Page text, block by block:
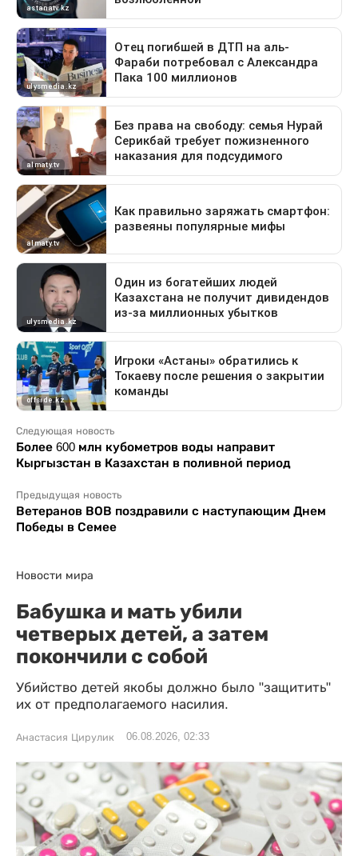
Следующая новость
Более 600 млн кубометров воды направит
Кыргызстан в Казахстан в поливной период
Предыдущая новость
Ветеранов ВОВ поздравили с наступающим Днем
Победы в Семее
Новости мира
Бабушка и мать убили
четверых детей, а затем
покончили с собой
Убийство детей якобы должно было "защитить"
их от предполагаемого насилия.
Анастасия Цирулик 06.08.2026, 02:33